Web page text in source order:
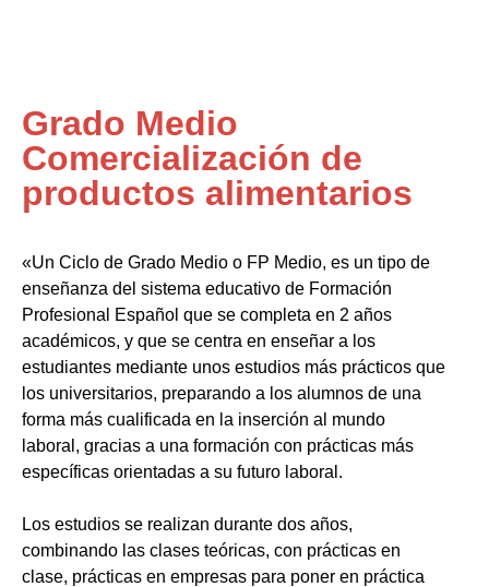
Grado Medio
Comercialización de
productos alimentarios
«Un Ciclo de Grado Medio o FP Medio, es un tipo de
enseñanza del sistema educativo de Formación
Profesional Español que se completa en 2 años
académicos, y que se centra en enseñar a los
estudiantes mediante unos estudios más prácticos que
los universitarios, preparando a los alumnos de una
forma más cualificada en la inserción al mundo
laboral, gracias a una formación con prácticas más
específicas orientadas a su futuro laboral.
Los estudios se realizan durante dos años,
combinando las clases teóricas, con prácticas en
clase, prácticas en empresas para poner en práctica